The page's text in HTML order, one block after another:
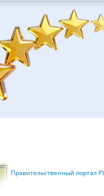
Правительственный портал